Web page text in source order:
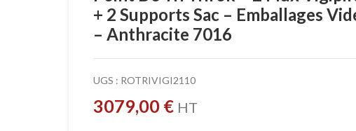
+ 2 Supports Sac – Emballages
– Anthracite 7016
UGS : ROTRIVIGI2110
3079,00 € HT